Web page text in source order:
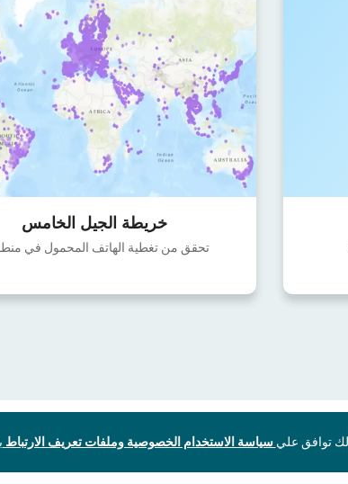
خريطة الجيل الخامس
تحقق من تغطية الهاتف المحمول في
سياسة الاستخدام الخصوصية وملفات تعريف الارتباط